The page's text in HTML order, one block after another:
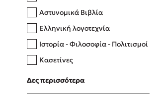
Δανάη Δεληγεώργη
Πάνω, κάτω, μπροστά, πίσω
Αστυνομικά Βιβλία
Ελληνική λογοτεχνία
Ιστορία - Φιλοσοφία - Πολιτισμοί
Κασετίνες
Λευκώματα - Έγχρωμοι οδηγοί
Μαγειρική
Δες περισσότερα